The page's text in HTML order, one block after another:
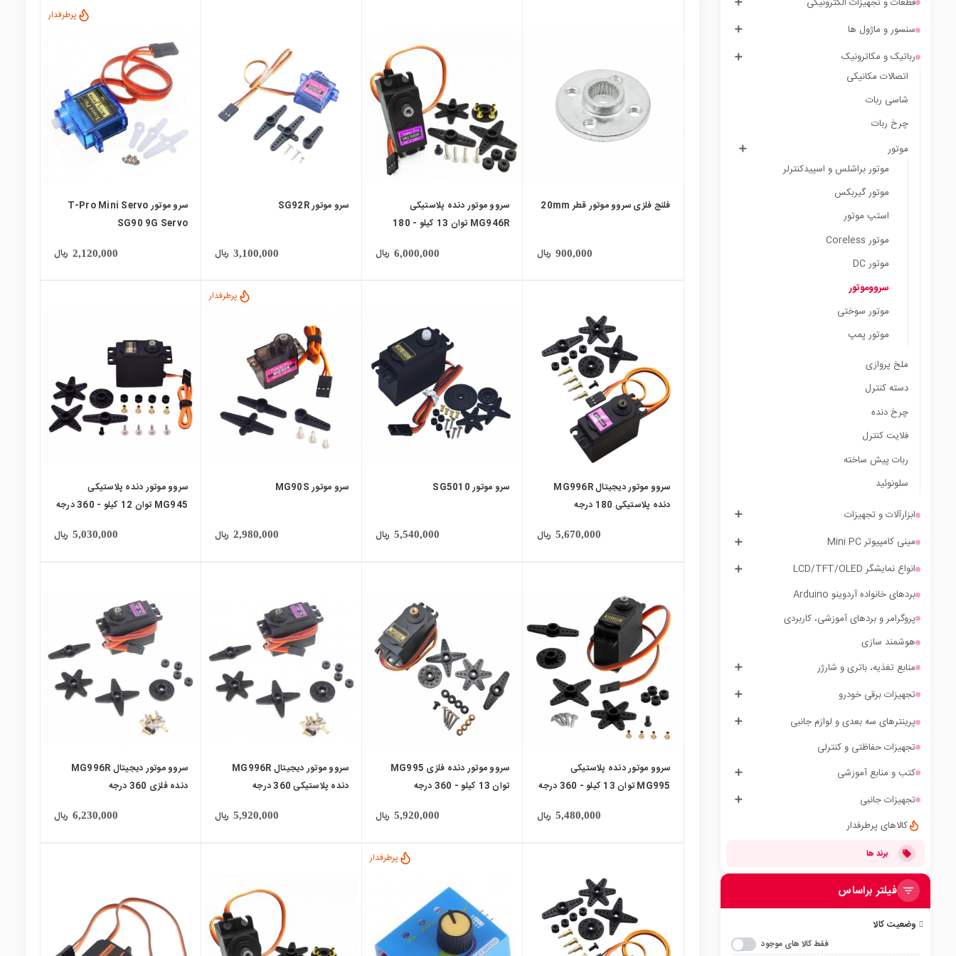
سنسور و ماژول ها
رباتیک و مکاترونیک
اتصالات مکانیکی
شاسی ربات
چرخ ربات
موتور
موتور براشلس و اسپیدکنترلر
موتور گیربكس
استپ موتور
موتور Coreless
موتور DC
سرووموتور
موتور سوختی
موتور پمپ
ملخ پروازی
دسته کنترل
چرخ دنده
فلایت کنترل
ربات پیش ساخته
سلونوئید
ابزارآلات و تجهیزات
مینی کامپیوتر Mini PC
انواع نمایشگر LCD/TFT/OLED
بردهای خانواده آردوینو Arduino
پروگرامر و بردهای آموزشی، کاربردی
هوشمند سازی
منابع تغذیه، باتری و شارژر
تجهیزات برقی خودرو
پرینترهای سه بعدی و لوازم جانبی
تجهیزات حفاظتی و کنترلی
کتب و منابع آموزشی
تجهیزات جانبی
کالاهای پرطرفدار
برند ها
فیلتر براساس
وضعیت کالا
فقط کالا های موجود
فلنج فلزی سروو موتور قطر 20mm
900,000 ریال
سروو موتور دنده پلاستیکی
MG946R توان 13 کیلو - 180
6,000,000 ریال
سرو موتور SG92R
3,100,000 ریال
پرطرفدار
سرو موتور T-Pro Mini Servo
SG90 9G Servo
2,120,000 ریال
سروو موتور دیجیتال MG996R
دنده پلاستیکی 180 درجه
5,670,000 ریال
سرو موتور SG5010
5,540,000 ریال
پرطرفدار
سرو موتور MG90S
2,980,000 ریال
سروو موتور دنده پلاستیکی
MG945 توان 12 کیلو - 360 درجه
5,030,000 ریال
سروو موتور دنده پلاستیکی
MG995 توان 13 کیلو - 360 درجه
5,480,000 ریال
local_mall
سروو موتور دنده فلزی MG995
توان 13 کیلو - 360 درجه
5,920,000 ریال
سروو موتور دیجیتال MG996R
دنده پلاستیکی 360 درجه
5,920,000 ریال
سروو موتور دیجیتال MG996R
دنده فلزی 360 درجه
6,230,000 ریال
پرطرفدار